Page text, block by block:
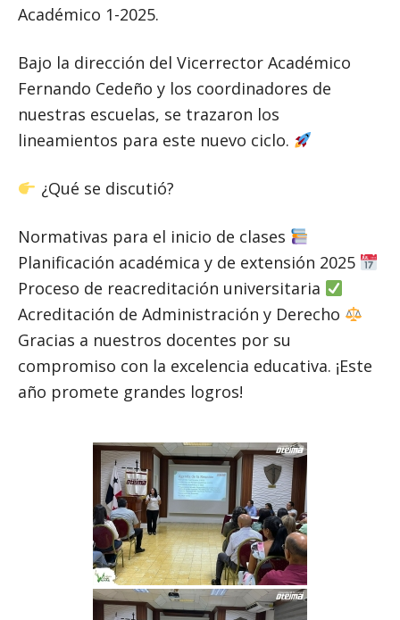
Académico 1-2025.
Bajo la dirección del Vicerrector Académico
Fernando Cedeño y los coordinadores de
nuestras escuelas, se trazaron los
lineamientos para este nuevo ciclo.
¿Qué se discutió?
Normativas para el inicio de clases
Planificación académica y de extensión 2025
Proceso de reacreditación universitaria
Acreditación de Administración y Derecho
Gracias a nuestros docentes por su
compromiso con la excelencia educativa. ¡Este
año promete grandes logros!